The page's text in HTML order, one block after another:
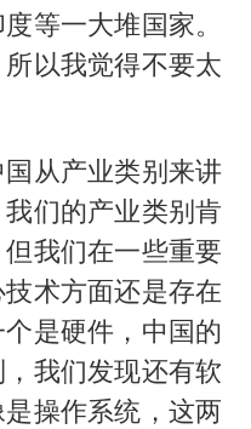
等一大堆国家。
以我觉得不要太
从产业类别来讲
们的产业类别肯
我们在一些重要
术方面还是存在
是硬件，中国的
我们发现还有软
操作系统，这两